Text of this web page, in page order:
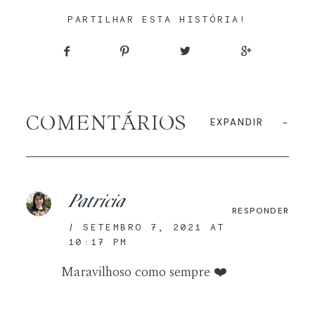
PARTILHAR ESTA HISTÓRIA!
COMENTÁRIOS EXPANDIR
Patricia
SETEMBRO 7, 2021 AT
10:17 PM
RESPONDER
Maravilhoso como sempre ❤️